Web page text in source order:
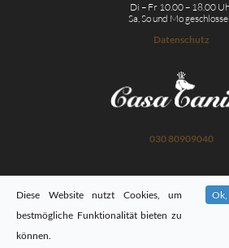
Di – Fr 10.00 – 18.00
Sa, So und Mo
Datenschutz
030 80909040
Diese Website nutzt Cookies, um
bestmögliche Funktionalität bieten zu
können.
Ok,